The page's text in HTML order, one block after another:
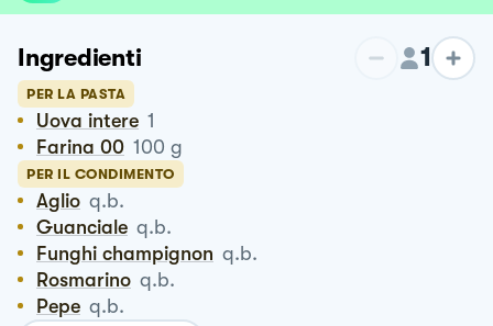
Ingredienti 1
PER LA PASTA
Uova intere 1
Farina 00 100 g
PER IL CONDIMENTO
Aglio q.b.
Guanciale q.b.
Funghi champignon q.b.
Rosmarino q.b.
Pepe q.b.